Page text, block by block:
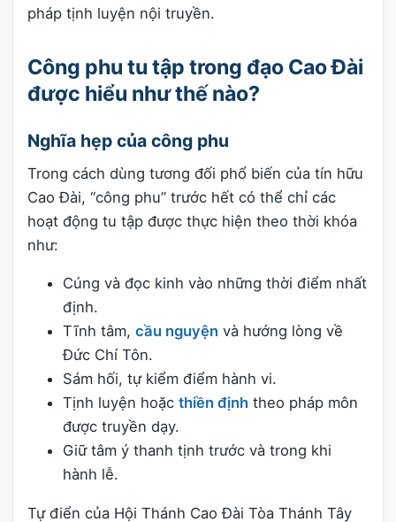
pháp tịnh luyện nội truyền.
Công phu tu tập trong đạo Cao Đài
được hiểu như thế nào?
Nghĩa hẹp của công phu
Trong cách dùng tương đối phổ biến của tín hữu
Cao Đài, “công phu” trước hết có thể chỉ các
hoạt động tu tập được thực hiện theo thời khóa
như:
Cúng và đọc kinh vào những thời điểm nhất
định.
Tĩnh tâm, cầu nguyện và hướng lòng về
Đức Chí Tôn.
Sám hối, tự kiểm điểm hành vi.
Tịnh luyện hoặc thiền định theo pháp môn
được truyền dạy.
Giữ tâm ý thanh tịnh trước và trong khi
hành lễ.
Tự điển của Hội Thánh Cao Đài Tòa Thánh Tây